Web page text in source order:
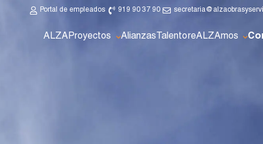
Portal de empleados 919 90 37 90
ALZAProyectos Alianzas TalentoreALZAmos